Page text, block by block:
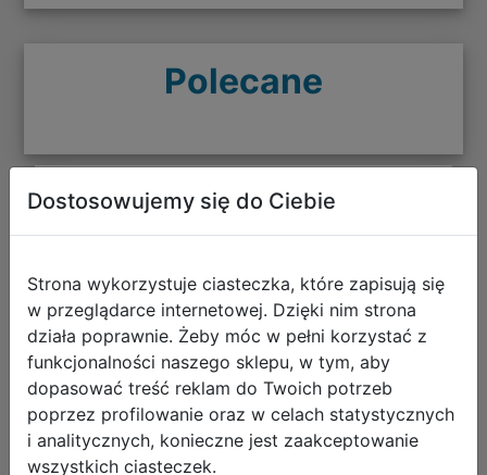
Polecane
CoolPack Zestaw Szkolny Balloons
Worek F159970 + Piórnik F066970 +
Z17970 + Z18970
Dostosowujemy się do Ciebie
Strona wykorzystuje ciasteczka, które zapisują się
w przeglądarce internetowej. Dzięki nim strona
działa poprawnie. Żeby móc w pełni korzystać z
funkcjonalności naszego sklepu, w tym, aby
dopasować treść reklam do Twoich potrzeb
poprzez profilowanie oraz w celach statystycznych
i analitycznych, konieczne jest zaakceptowanie
wszystkich ciasteczek.